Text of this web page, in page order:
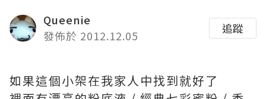
Queenie
發佈於 2012.12.05
追蹤
如果這個小架在我家人中找到就好了